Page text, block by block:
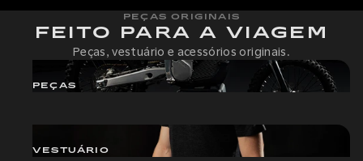
PEÇAS ORIGINAIS
FEITO PARA A VIAGEM
Peças, vestuário e acessórios originais.
PEÇAS
VESTUÁRIO